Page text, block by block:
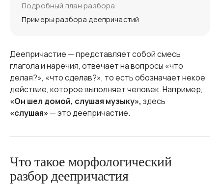
Подробный план разбора
Примеры разбора деепричастий
Деепричастие — представляет собой смесь
глагола и наречия, отвечает на вопросы «что
делая?», «что сделав?», то есть обозначает некое
действие, которое выполняет человек. Например,
«Он шел домой, слушая музыку», здесь
«слушая» — это деепричастие.
Что такое морфологический
разбор деепричастия